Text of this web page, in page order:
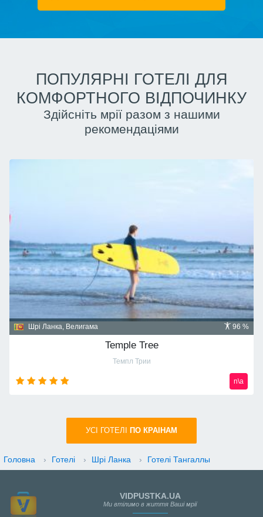
ПОПУЛЯРНІ ГОТЕЛІ ДЛЯ
КОМФОРТНОГО ВІДПОЧИНКУ
Здійсніть мрії разом з нашими
рекомендаціями
91 %
Домініканська республіка, Пунта Кана
Majestic Mirage 5*
Маджестик Мираж
n\a
УСI ГОТЕЛІ ПО КРАIНАМ
Головна › Готелі › Шрі Ланка › Готелі Тангаллы
VIDPUSTKA.UA
Ми втілимо в життя Ваші мрії